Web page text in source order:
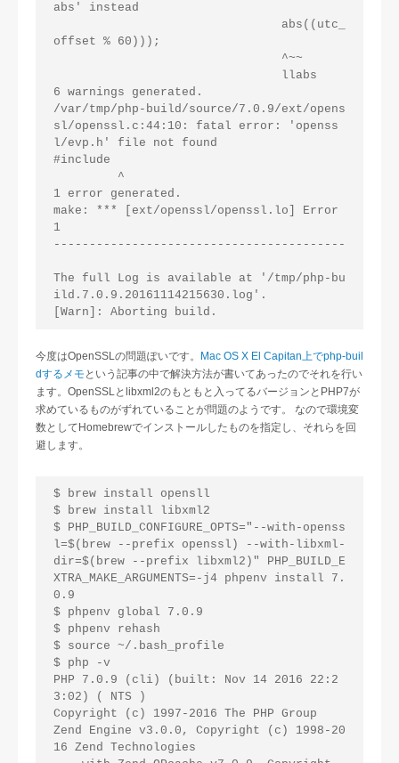
abs' instead
offset % 60)));
6 warnings generated.
/var/tmp/php-build/source/7.0.9/ext/opens
sl/openssl.c:44:10: fatal error: 'openss
l/evp.h' file not found
#include
1 error generated.
make: *** [ext/openssl/openssl.lo] Error
1
-----------------------------------------
The full Log is available at '/tmp/php-bu
ild.7.0.9.20161114215630.log'.
今度はOpenSSLの問題ぽいです。
Mac OS X El Capitan上でphp-buil
dするメモ という記事の中で解決方法が書いてあったのでそれを行い
ます。OpenSSLとlibxml2のもともと入ってるバージョンとPHP7が
求めているものがずれていることが問題のようです。 なので環境変
数としてHomebrewでインストールしたものを指定し、それらを回
避します。
$ brew install opensll
$ brew install libxml2
$ PHP_BUILD_CONFIGURE_OPTS="--with-openss
l=$(brew --prefix openssl) --with-libxml-
dir=$(brew --prefix libxml2)" PHP_BUILD_E
XTRA_MAKE_ARGUMENTS=-j4 phpenv install 7.
0.9
$ phpenv global 7.0.9
$ phpenv rehash
$ source ~/.bash_profile
$ php -v
PHP 7.0.9 (cli) (built: Nov 14 2016 22:2
3:02) ( NTS )
Copyright (c) 1997-2016 The PHP Group
Zend Engine v3.0.0, Copyright (c) 1998-20
16 Zend Technologies